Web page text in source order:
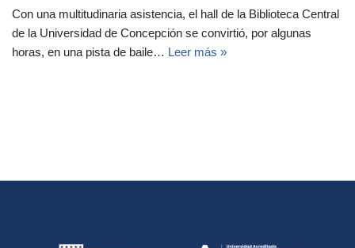
Con una multitudinaria asistencia, el hall de la Biblioteca Central
de la Universidad de Concepción se convirtió, por algunas
horas, en una pista de baile… Leer más »